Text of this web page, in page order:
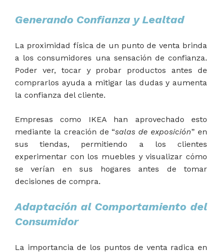
Generando Confianza y Lealtad
La proximidad física de un punto de venta brinda
a los consumidores una sensación de confianza.
Poder ver, tocar y probar productos antes de
comprarlos ayuda a mitigar las dudas y aumenta
la confianza del cliente.
Empresas como IKEA han aprovechado esto
mediante la creación de “salas de exposición” en
sus tiendas, permitiendo a los clientes
experimentar con los muebles y visualizar cómo
se verían en sus hogares antes de tomar
decisiones de compra.
Adaptación al Comportamiento del
Consumidor
La importancia de los puntos de venta radica en